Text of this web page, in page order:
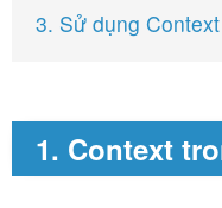
3. Sử dụng
1. Context